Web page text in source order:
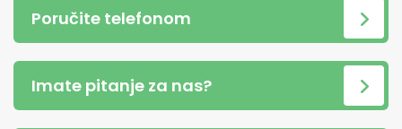
Poručite telefonom
Imate pitanje za nas?